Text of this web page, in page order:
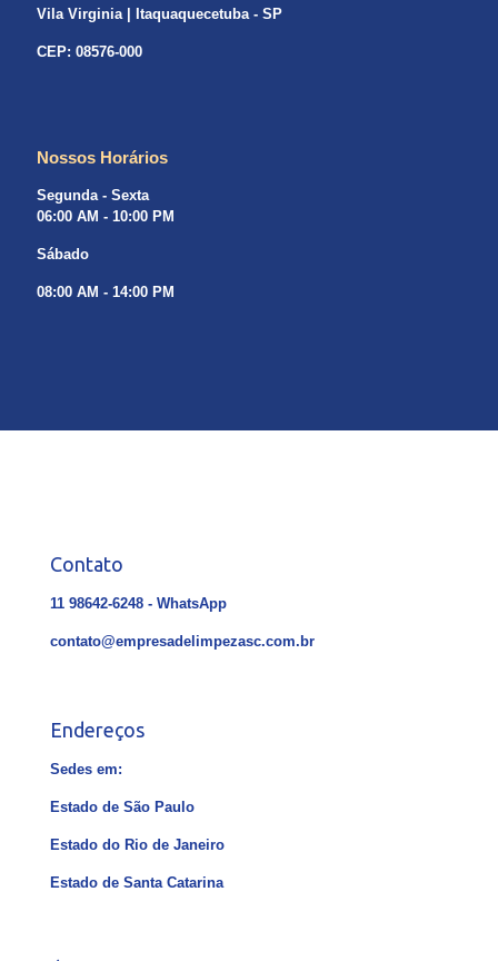
Vila Virginia | Itaquaquecetuba - SP
CEP: 08576-000
Nossos Horários
Segunda - Sexta
06:00 AM - 10:00 PM
Sábado
08:00 AM - 14:00 PM
Contato
11 98642-6248 - WhatsApp
contato@empresadelimpezasc.com.br
Endereços
Sedes em:
Estado de São Paulo
Estado do Rio de Janeiro
Estado de Santa Catarina